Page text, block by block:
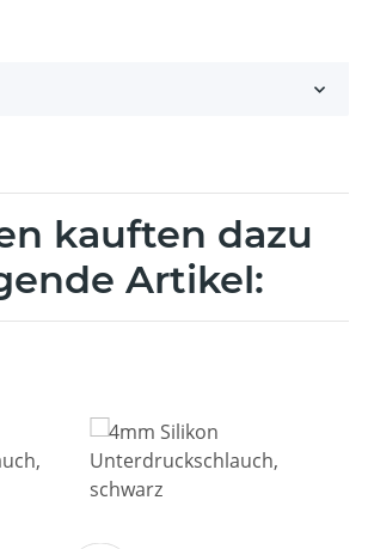
kauften dazu
Artikel: